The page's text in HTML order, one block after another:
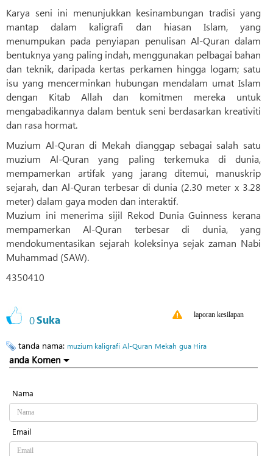
Karya seni ini menunjukkan kesinambungan tradisi yang
mantap dalam kaligrafi dan hiasan Islam, yang
menumpukan pada penyiapan penulisan Al-Quran dalam
bentuknya yang paling indah, menggunakan pelbagai bahan
dan teknik, daripada kertas perkamen hingga logam; satu
isu yang mencerminkan hubungan mendalam umat Islam
dengan Kitab Allah dan komitmen mereka untuk
mengabadikannya dalam bentuk seni berdasarkan kreativiti
dan rasa hormat.
Muzium Al-Quran di Mekah dianggap sebagai salah satu
muzium Al-Quran yang paling terkemuka di dunia,
mempamerkan artifak yang jarang ditemui, manuskrip
sejarah, dan Al-Quran terbesar di dunia (2.30 meter x 3.28
meter) dalam gaya moden dan interaktif.
Muzium ini menerima sijil Rekod Dunia Guinness kerana
mempamerkan Al-Quran terbesar di dunia, yang
mendokumentasikan sejarah koleksinya sejak zaman Nabi
Muhammad (SAW).
4350410
0Suka laporan kesilapan
tanda nama: muzium kaligrafi Al-Quran Mekah gua Hira
anda Komen
Nama
Email